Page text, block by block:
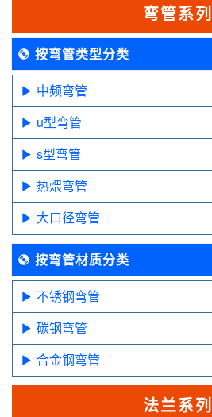
弯管系列
按弯管类型分类
中频弯管
u型弯管
s型弯管
热煨弯管
大口径弯管
按弯管材质分类
不锈钢弯管
碳钢弯管
合金钢弯管
法兰系列